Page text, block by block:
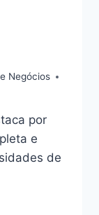
Negócios
por
e
de